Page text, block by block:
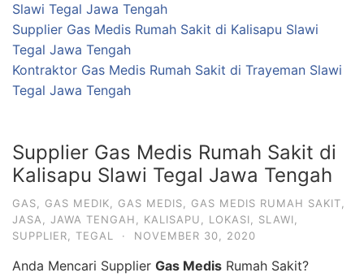
Slawi Tegal Jawa Tengah
Supplier Gas Medis Rumah Sakit di Kalisapu Slawi
Tegal Jawa Tengah
Kontraktor Gas Medis Rumah Sakit di Trayeman Slawi
Tegal Jawa Tengah
Supplier Gas Medis Rumah Sakit di
Kalisapu Slawi Tegal Jawa Tengah
GAS GAS MEDIK GAS MEDIS GAS MEDIS RUMAH SAKIT
JASA
JAWA TENGAH KALISAPU LOKASI SLAWI
SUPPLIER
TEGAL · NOVEMBER 30, 2020
Anda Mencari Supplier Gas Medis Rumah Sakit?